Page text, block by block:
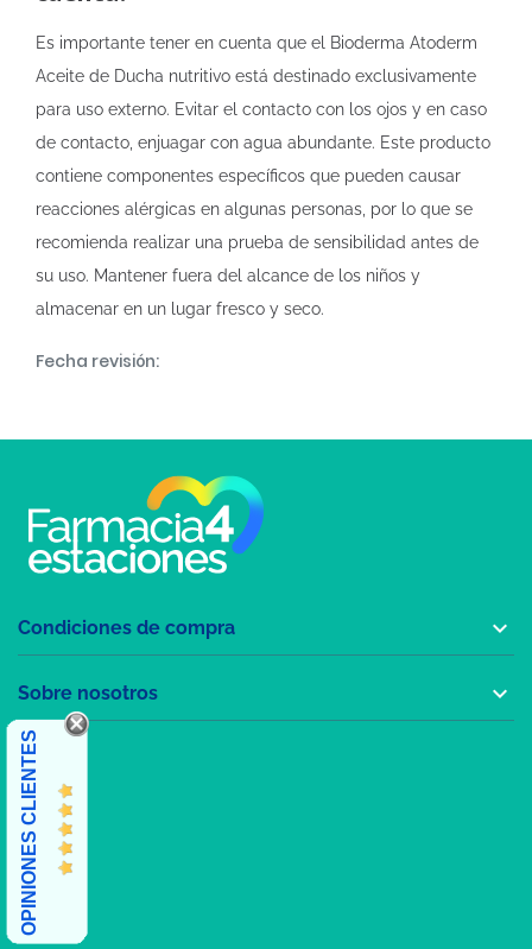
Es importante tener en cuenta que el Bioderma Atoderm
Aceite de Ducha nutritivo está destinado exclusivamente
para uso externo. Evitar el contacto con los ojos y en caso
de contacto, enjuagar con agua abundante. Este producto
contiene componentes específicos que pueden causar
reacciones alérgicas en algunas personas, por lo que se
recomienda realizar una prueba de sensibilidad antes de
su uso. Mantener fuera del alcance de los niños y
almacenar en un lugar fresco y seco.
Fecha revisión:
Condiciones de compra 
Sobre nosotros 
OPINIONES CLIENTES